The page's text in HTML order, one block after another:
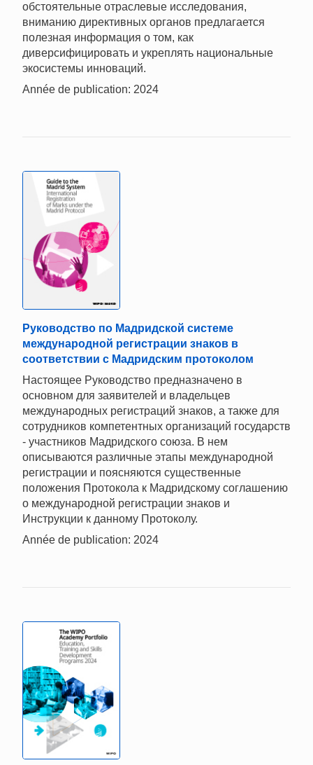
обстоятельные отраслевые исследования,
вниманию директивных органов предлагается
полезная информация о том, как
диверсифицировать и укреплять национальные
экосистемы инноваций.
Année de publication: 2024
Руководство по Мадридской системе
международной регистрации знаков в
соответствии с Мадридским протоколом
Настоящее Руководство предназначено в
основном для заявителей и владельцев
международных регистраций знаков, а также для
сотрудников компетентных организаций государств
- участников Мадридского союза. В нем
описываются различные этапы международной
регистрации и поясняются существенные
положения Протокола к Мадридскому соглашению
о международной регистрации знаков и
Инструкции к данному Протоколу.
Année de publication: 2024